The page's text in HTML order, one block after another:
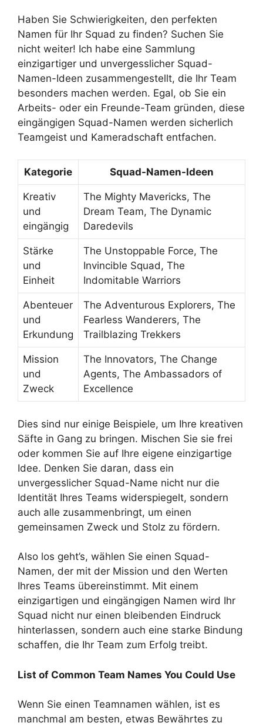
Haben Sie Schwierigkeiten, den perfekten
Namen für Ihr Squad zu finden? Suchen Sie
nicht weiter! Ich habe eine Sammlung
einzigartiger und unvergesslicher Squad-
Namen-Ideen zusammengestellt, die Ihr Team
besonders machen werden. Egal, ob Sie ein
Arbeits- oder ein Freunde-Team gründen, diese
eingängigen Squad-Namen werden sicherlich
Teamgeist und Kameradschaft entfachen.
Kategorie Squad-Namen-Ideen
Kreativ
und
eingängig
The Mighty Mavericks, The
Dream Team, The Dynamic
Daredevils
Stärke
und
Einheit
The Unstoppable Force, The
Invincible Squad, The
Indomitable Warriors
Abenteuer
und
Erkundung
The Adventurous Explorers, The
Fearless Wanderers, The
Trailblazing Trekkers
Mission
und
Zweck
The Innovators, The Change
Agents, The Ambassadors of
Excellence
Dies sind nur einige Beispiele, um Ihre kreativen
Säfte in Gang zu bringen. Mischen Sie sie frei
oder kommen Sie auf Ihre eigene einzigartige
Idee. Denken Sie daran, dass ein
unvergesslicher Squad-Name nicht nur die
Identität Ihres Teams widerspiegelt, sondern
auch alle zusammenbringt, um einen
gemeinsamen Zweck und Stolz zu fördern.
Also los geht’s, wählen Sie einen Squad-
Namen, der mit der Mission und den Werten
Ihres Teams übereinstimmt. Mit einem
einzigartigen und eingängigen Namen wird Ihr
Squad nicht nur einen bleibenden Eindruck
hinterlassen, sondern auch eine starke Bindung
schaffen, die Ihr Team zum Erfolg treibt.
List of Common Team Names You Could Use
Wenn Sie einen Teamnamen wählen, ist es
manchmal am besten, etwas Bewährtes zu